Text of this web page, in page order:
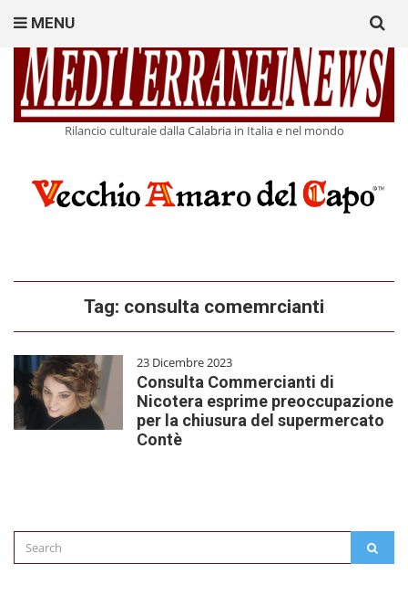
Rilancio culturale dalla Calabria in Italia e nel mondo
MENU
for:
Tag: consulta comemrcianti
23 Dicembre 2023
Consulta Commercianti di
Nicotera esprime preoccupazione
per la chiusura del supermercato
Contè
Search
for: